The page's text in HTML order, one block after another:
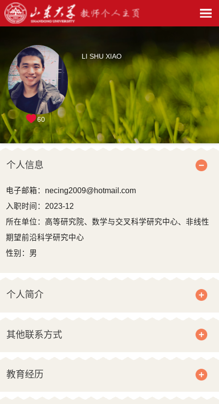
LI SHU XIAO
60
个人信息
电子邮箱： necing2009@hotmail.com
入职时间：2023-12
所在单位：高等研究院、数学与交叉科学研究中心、非线性
期望前沿科学研究中心
性别：男
个人简介
其他联系方式
教育经历